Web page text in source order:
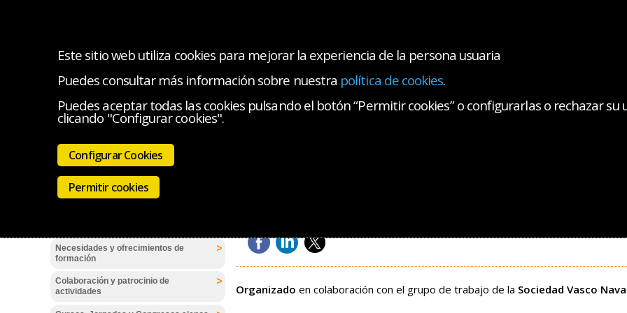
Este sitio web utiliza cookies para mejorar la experiencia de la persona usuaria
Puedes consultar más información sobre nuestra política de cookies.
Puedes aceptar todas las cookies pulsando el botón “Permitir cookies” o configurarlas o rechazar su
clicando "Configurar cookies".
Configurar Cookies
Permitir cookies
Inicio Quiénes somos Mis datos, cursos y certificados Cursos Píldoras formativas
Organizado en colaboración con el grupo de trabajo de la Sociedad Vasco
Normas de funcionamiento de OIF-FES
Regístrate y accede a la plataforma de
formación a distancia
Necesidades y ofrecimientos de
formación
Colaboración y patrocinio de
actividades